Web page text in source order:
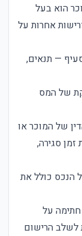
הוא בעל
אחרות על
— תנאים,
של המס
של המוכר או
סגירה,
הנכס כולל את
על
לשלב הרישום